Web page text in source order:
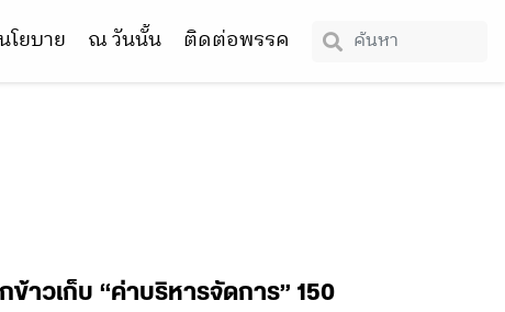
โยบาย ณ วันนั้น ติดต่อพรรค
าวเก็บ “ค่าบริหารจัดการ” 150